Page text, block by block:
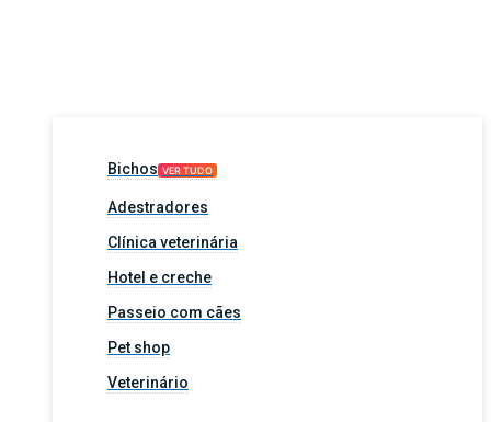
Bichos VER TUDO
Adestradores
Clínica veterinária
Hotel e creche
Passeio com cães
Pet shop
Veterinário